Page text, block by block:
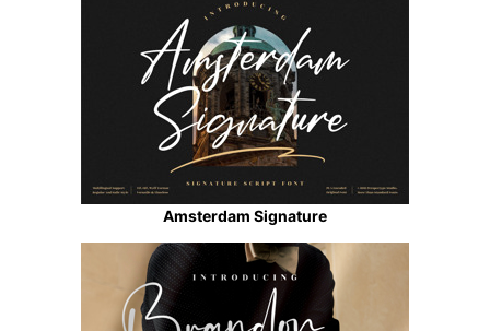
Amsterdam Signature